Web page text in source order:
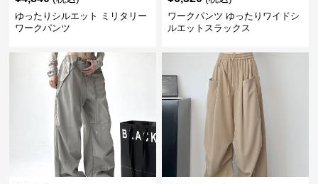
ゆったりシルエット ミリタリー
ワークパンツ
ワークパンツ ゆったりワイドシ
ルエットスラックス